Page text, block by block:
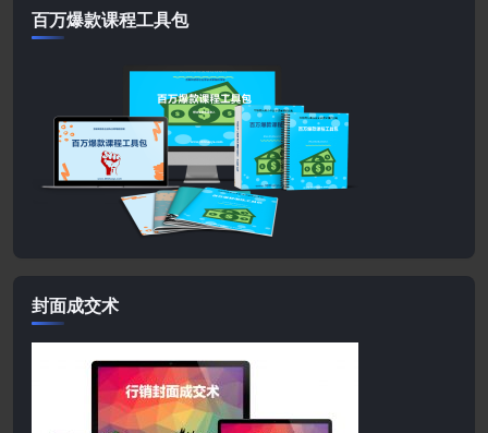
百万爆款课程工具包
封面成交术